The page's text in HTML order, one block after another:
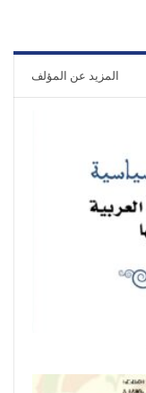
المزيد عن المؤلف